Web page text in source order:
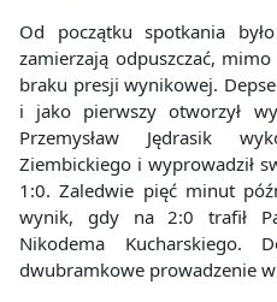
Od początku spotkania
zamierzają odpuszczać,
braku presji wynikowej.
i jako pierwszy otworzył
Przemysław Jędrasik
Ziembickiego i wyprowadził
1:0. Zaledwie pięć minut
wynik, gdy na 2:0 trafił
Nikodema Kucharskiego.
dwubramkowe prowadzenie